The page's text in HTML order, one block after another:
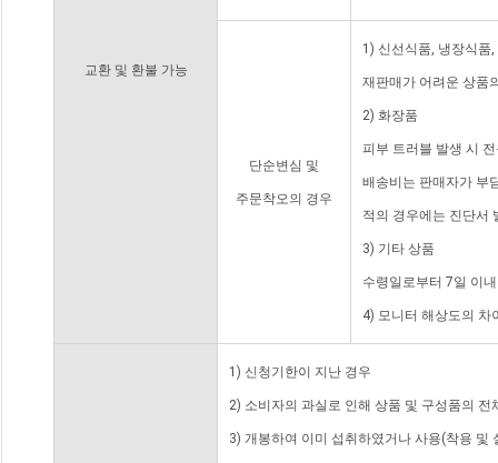
교환 및 환불 가능
단순변심 및
주문착오의 경우
1) 신선식품, 냉장식품
재판매가 어려운 상품
2) 화장품
피부 트러블 발생 시
배송비는 판매자가 부
적의 경우에는 진단서
3) 기타 상품
수령일로부터 7일 이
4) 모니터 해상도의 차
1) 신청기한이 지난 경우
2) 소비자의 과실로 인해 상품 및 구성품의
3) 개봉하여 이미 섭취하였거나 사용(착용 및